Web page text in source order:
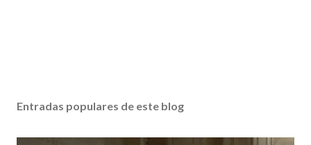
Entradas populares de este blog